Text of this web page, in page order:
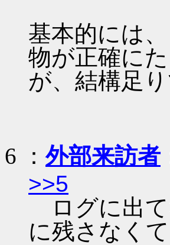
基本的には
物が正確に
が、結構足
6 ：外部来訪者
>>5
ログに出
に残さなく